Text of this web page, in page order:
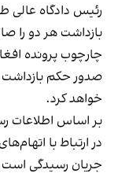
رئیس دادگاه عالی
بازداشت هر دو را
چارچوب پرونده
صدور حکم بازداشت
خواهد کرد.
در ارتباط با